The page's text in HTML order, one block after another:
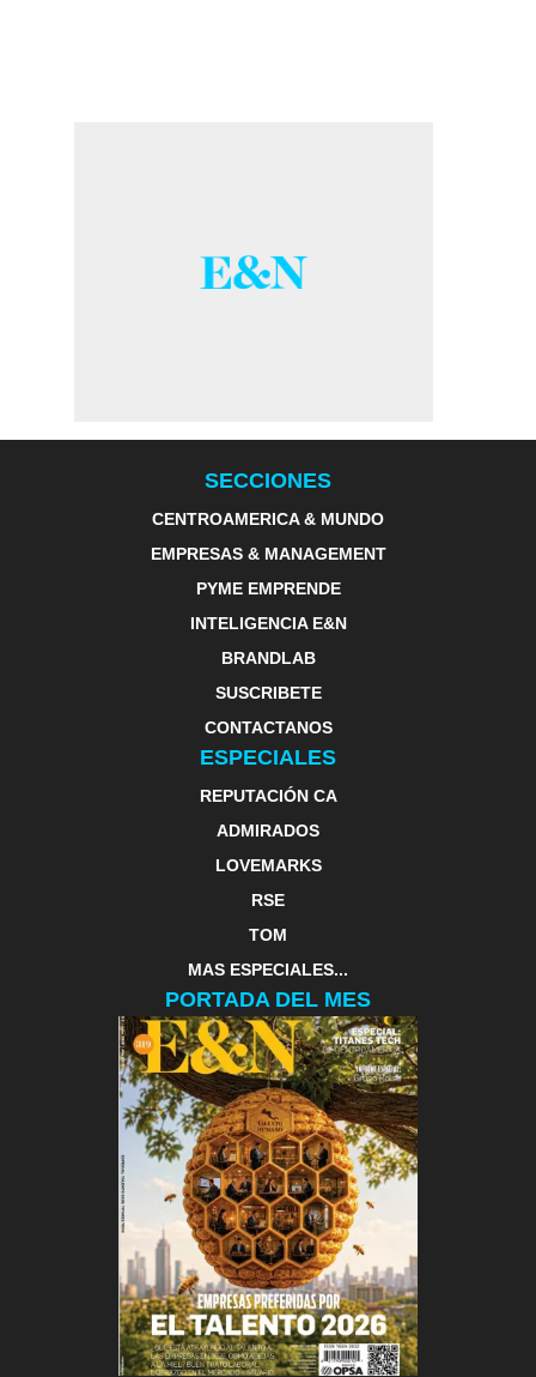
SECCIONES
CENTROAMERICA & MUNDO
EMPRESAS & MANAGEMENT
PYME EMPRENDE
INTELIGENCIA E&N
BRANDLAB
SUSCRIBETE
CONTACTANOS
ESPECIALES
REPUTACIÓN CA
ADMIRADOS
LOVEMARKS
RSE
TOM
MAS ESPECIALES...
PORTADA DEL MES